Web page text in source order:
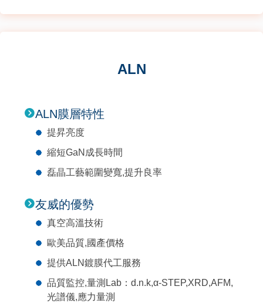
ALN
ALN膜層特性
提昇亮度
縮短GaN成長時間
磊晶工藝範圍變寬,提升良率
友威的優勢
真空高溫技術
歐美品質,國產價格
提供ALN鍍膜代工服務
品質監控,量測Lab：d.n.k,α-STEP,XRD,AFM,
光譜儀,應力量測